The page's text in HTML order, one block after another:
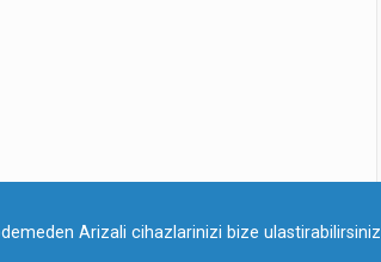
Arizali cihazlarinizi bize ulastirabilirsiniz.